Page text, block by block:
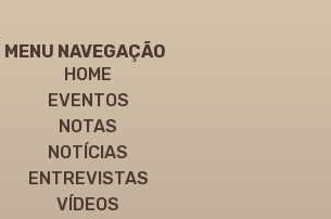
MENU NAVEGAÇÃO
HOME
EVENTOS
NOTAS
NOTÍCIAS
ENTREVISTAS
VÍDEOS